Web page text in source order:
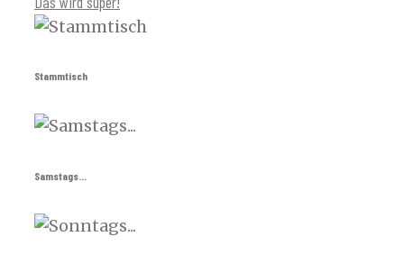
Stammtisch
Samstags...